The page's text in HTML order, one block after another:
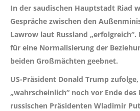
In der saudischen Hauptstadt Riad
Gespräche zwischen den
Lawrow laut Russland
für eine Normalisierung der
beiden Großmächten geebnet.
US-Präsident Donald Trump
„wahrscheinlich“ noch vor Ende
russischen Präsidenten Wladimir